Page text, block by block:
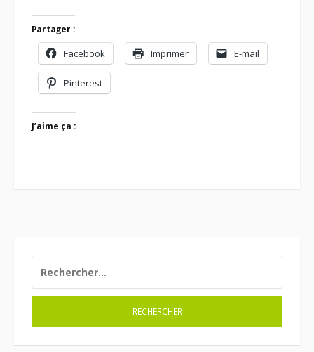
Partager :
Facebook Imprimer E-mail
Pinterest
J’aime ça :